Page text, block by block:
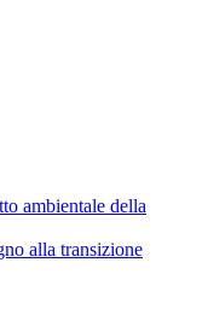
ambientale della
alla transizione